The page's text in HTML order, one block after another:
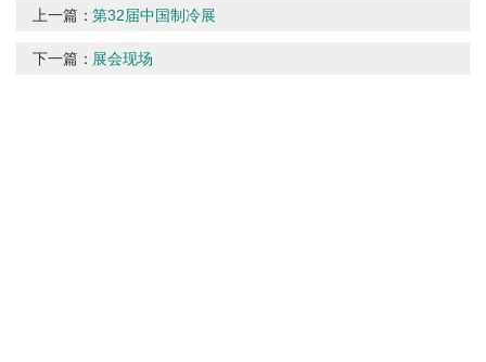
上一篇：第32届中国制冷展
下一篇： 展会现场